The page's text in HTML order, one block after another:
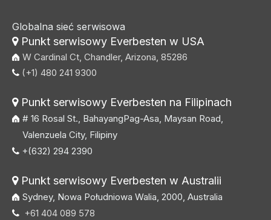
Globalna sieć serwisowa
Punkt serwisowy Everbesten w USA
W Cardinal Ct, Chandler, Arizona, 85286
 (+1) 480 241 9300
Punkt serwisowy Everbesten na Filipinach
# 16 Rosal St., BahayangPag-Asa, Maysan Road,
Valenzuela City, Filipiny
 +(632) 294 2390
Punkt serwisowy Everbesten w Australii
Sydney, Nowa Południowa Walia, 2000, Australia
 +61 404 089 578